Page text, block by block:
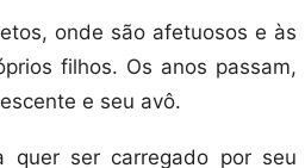
onde são afetuosos e às
filhos. Os anos passam,
e seu avô.
quer ser carregado por seu